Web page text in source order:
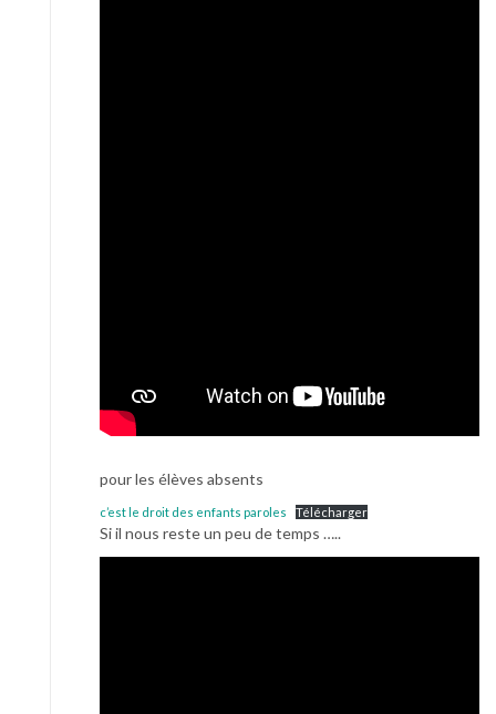
pour les élèves absents
c’est le droit des enfants paroles Télécharger
Si il nous reste un peu de temps …..